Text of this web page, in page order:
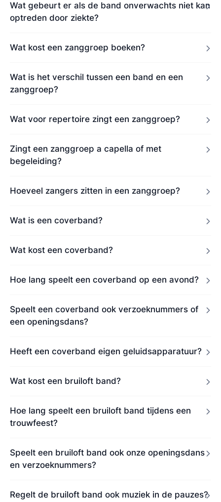
Wat gebeurt er als de band onverwachts niet kan
optreden door ziekte?
Wat kost een zanggroep boeken?
Wat is het verschil tussen een band en een
zanggroep?
Wat voor repertoire zingt een zanggroep?
Zingt een zanggroep a capella of met
begeleiding?
Hoeveel zangers zitten in een zanggroep?
Wat is een coverband?
Wat kost een coverband?
Hoe lang speelt een coverband op een avond?
Speelt een coverband ook verzoeknummers of
een openingsdans?
Heeft een coverband eigen geluidsapparatuur?
Wat kost een bruiloft band?
Hoe lang speelt een bruiloft band tijdens een
trouwfeest?
Speelt een bruiloft band ook onze openingsdans
en verzoeknummers?
Regelt de bruiloft band ook muziek in de pauzes?